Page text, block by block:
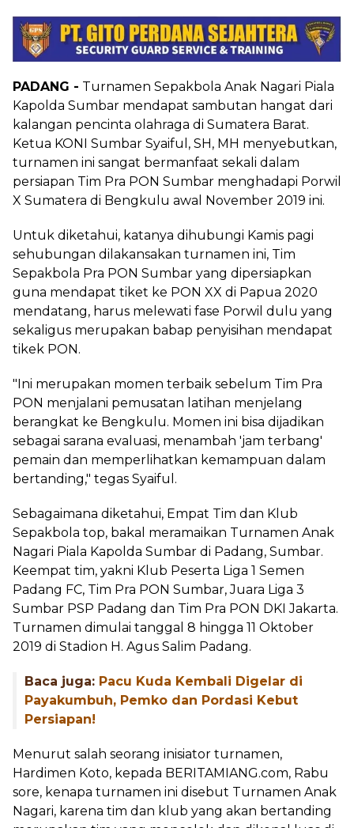
PADANG - Turnamen Sepakbola Anak Nagari Piala
Kapolda Sumbar mendapat sambutan hangat dari
kalangan pencinta olahraga di Sumatera Barat.
Ketua KONI Sumbar Syaiful, SH, MH menyebutkan,
turnamen ini sangat bermanfaat sekali dalam
persiapan Tim Pra PON Sumbar menghadapi Porwil
X Sumatera di Bengkulu awal November 2019 ini.
Untuk diketahui, katanya dihubungi Kamis pagi
sehubungan dilakansakan turnamen ini, Tim
Sepakbola Pra PON Sumbar yang dipersiapkan
guna mendapat tiket ke PON XX di Papua 2020
mendatang, harus melewati fase Porwil dulu yang
sekaligus merupakan babap penyisihan mendapat
tikek PON.
"Ini merupakan momen terbaik sebelum Tim Pra
PON menjalani pemusatan latihan menjelang
berangkat ke Bengkulu. Momen ini bisa dijadikan
sebagai sarana evaluasi, menambah 'jam terbang'
pemain dan memperlihatkan kemampuan dalam
bertanding," tegas Syaiful.
Sebagaimana diketahui, Empat Tim dan Klub
Sepakbola top, bakal meramaikan Turnamen Anak
Nagari Piala Kapolda Sumbar di Padang, Sumbar.
Keempat tim, yakni Klub Peserta Liga 1 Semen
Padang FC, Tim Pra PON Sumbar, Juara Liga 3
Sumbar PSP Padang dan Tim Pra PON DKI Jakarta.
Turnamen dimulai tanggal 8 hingga 11 Oktober
2019 di Stadion H. Agus Salim Padang.
Baca juga: Pacu Kuda Kembali Digelar di
Payakumbuh, Pemko dan Pordasi Kebut
Persiapan!
Menurut salah seorang inisiator turnamen,
Hardimen Koto, kepada BERITAMIANG.com, Rabu
sore, kenapa turnamen ini disebut Turnamen Anak
Nagari, karena tim dan klub yang akan bertanding